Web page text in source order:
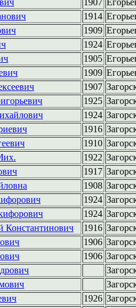
1907
1914
1909
1924
1905
1909
1907
1925
1924
1916
1910
1922
1917
1908
1924
1924
Константинович 1916
1906
1906
1926